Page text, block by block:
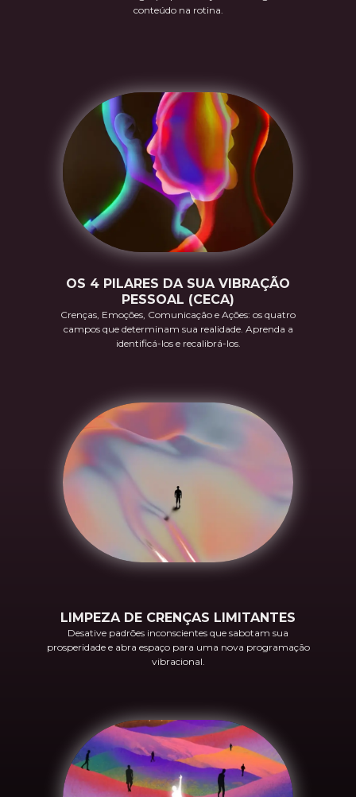
conteúdo na rotina.
OS 4 PILARES DA SUA VIBRAÇÃO
PESSOAL (CECA)
Crenças, Emoções, Comunicação e Ações: os quatro
campos que determinam sua realidade. Aprenda a
identificá-los e recalibrá-los.
LIMPEZA DE CRENÇAS LIMITANTES
Desative padrões inconscientes que sabotam sua
prosperidade e abra espaço para uma nova programação
vibracional.